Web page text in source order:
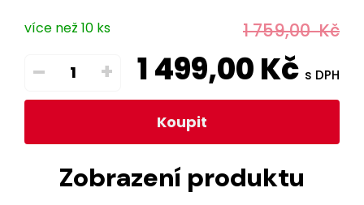
více než 10 ks
– +
1 759,00Kč
1 499,00Kč s DPH
Koupit
Zobrazení produktu